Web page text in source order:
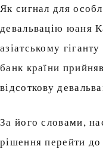
Як сигнал для
девальвацію юаня
азіатському
банк країни
відсоткову
За його словами,
рішення перейти до